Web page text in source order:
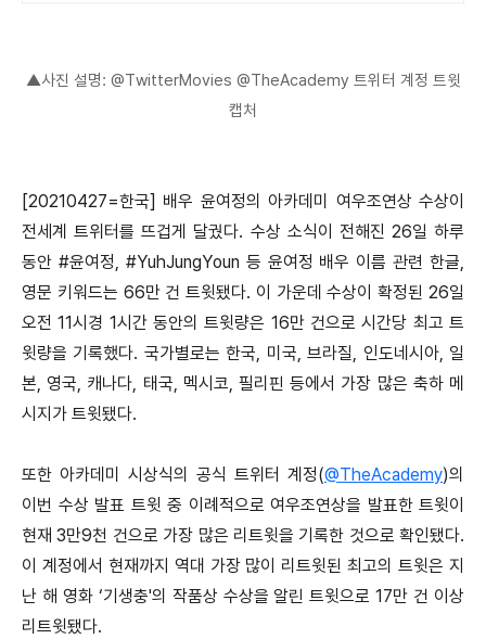
▲사진 설명: @TwitterMovies @TheAcademy 트위터 계정 트윗
캡처
[20210427=한국] 배우 윤여정의 아카데미 여우조연상 수상이
전세계 트위터를 뜨겁게 달궜다. 수상 소식이 전해진 26일 하루
동안 #윤여정, #YuhJungYoun 등 윤여정 배우 이름 관련 한글,
영문 키워드는 66만 건 트윗됐다. 이 가운데 수상이 확정된 26일
오전 11시경 1시간 동안의 트윗량은 16만 건으로 시간당 최고 트
윗량을 기록했다. 국가별로는 한국, 미국, 브라질, 인도네시아, 일
본, 영국, 캐나다, 태국, 멕시코, 필리핀 등에서 가장 많은 축하 메
시지가 트윗됐다.
또한 아카데미 시상식의 공식 트위터 계정(@TheAcademy)의
이번 수상 발표 트윗 중 이례적으로 여우조연상을 발표한 트윗이
현재 3만9천 건으로 가장 많은 리트윗을 기록한 것으로 확인됐다.
이 계정에서 현재까지 역대 가장 많이 리트윗된 최고의 트윗은 지
난 해 영화 ‘기생충'의 작품상 수상을 알린 트윗으로 17만 건 이상
리트윗됐다.